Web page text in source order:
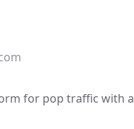
for pop traffic with